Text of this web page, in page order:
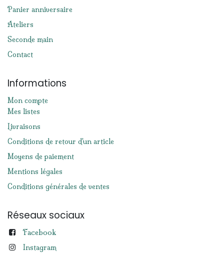
Panier anniversaire
Ateliers
Seconde main
Contact
Informations
Mon compte
Mes listes
Livraisons
Conditions de retour d'un article
Moyens de paiement
Mentions légales
Conditions générales de ventes
Réseaux sociaux
Facebook
Instagram